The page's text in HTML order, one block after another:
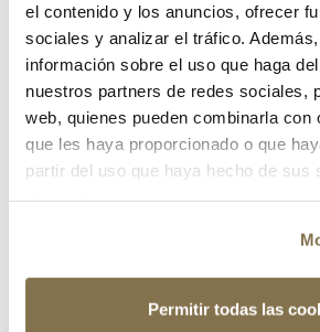
el contenido y los anuncios, ofrecer
sociales y analizar el tráfico.
información sobre el uso que haga
nuestros partners de redes sociales,
web, quienes pueden combinarla con
que les haya proporcionado o que
partir del uso que haya hecho de sus
Permitir todas las
¿Has olvidado tu contraseña?